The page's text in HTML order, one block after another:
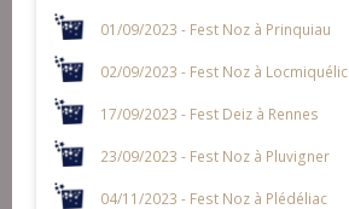
01/09/2023 - Fest Noz à Prinquiau
02/09/2023 - Fest Noz à Locmiquélic
17/09/2023 - Fest Deiz à Rennes
23/09/2023 - Fest Noz à Pluvigner
04/11/2023 - Fest Noz à Plédéliac